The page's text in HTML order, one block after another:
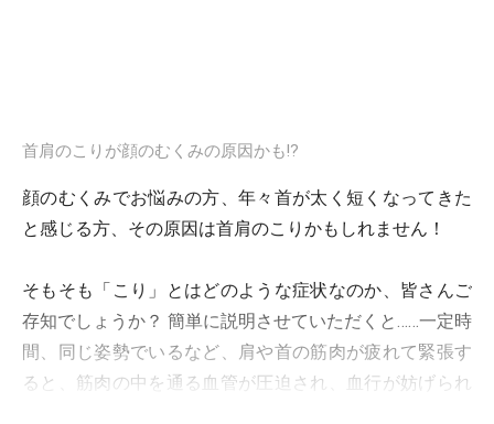
首肩のこりが顔のむくみの原因かも!?
顔のむくみでお悩みの方、年々首が太く短くなってきた
と感じる方、その原因は首肩のこりかもしれません！
そもそも「こり」とはどのような症状なのか、皆さんご
存知でしょうか？ 簡単に説明させていただくと……一定時
間、同じ姿勢でいるなど、肩や首の筋肉が疲れて緊張す
ると、筋肉の中を通る血管が圧迫され、血行が妨げられ